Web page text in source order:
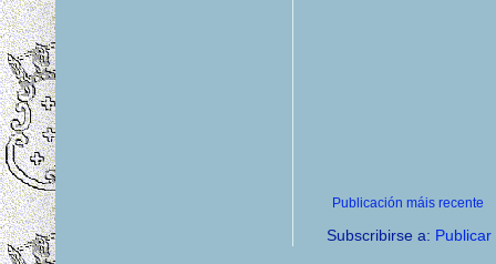
Publicación máis recente
Subscribirse a: